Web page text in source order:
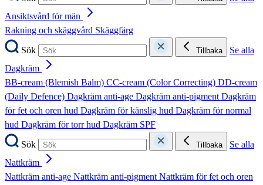
Ansiktsvård för män
Rakning och skäggvård Skäggfärg
Sök
Tillbaka
Se alla
Dagkräm
BB-cream (Blemish Balm) CC-cream (Color Correcting) DD-cream
(Daily Defence) Dagkräm anti-age Dagkräm anti-pigmentDagkräm
för fet och oren hud Dagkräm för känslig hud Dagkräm för normal
hud Dagkräm för torr hud Dagkräm SPF
Sök
Tillbaka
Se alla
Nattkräm
Nattkräm anti-age Nattkräm anti-pigmentNattkräm för fet och oren